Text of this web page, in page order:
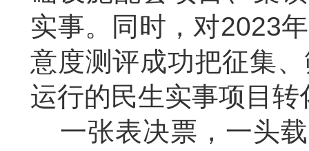
实事。同时，对2023
意度测评成功把征集
运行的民生实事项目
一张表决票，一头